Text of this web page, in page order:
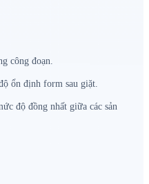
công đoạn.
ổn định form sau giặt.
độ đồng nhất giữa các sản